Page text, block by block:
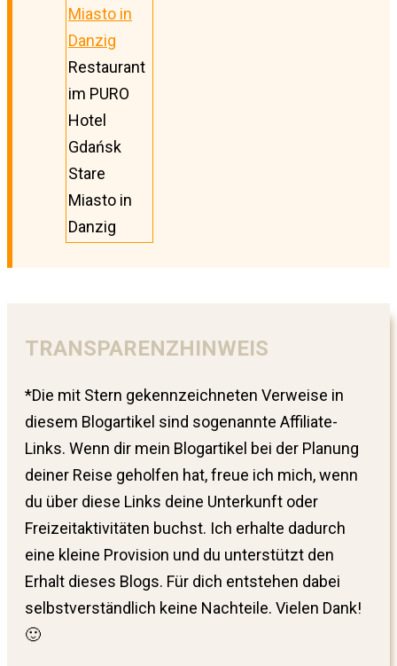
Restaurant
im PURO
Hotel
Gdańsk
Stare
Miasto in
Danzig
TRANSPARENZHINWEIS
*Die mit Stern gekennzeichneten Verweise in
diesem Blogartikel sind sogenannte Affiliate-
Links. Wenn dir mein Blogartikel bei der Planung
deiner Reise geholfen hat, freue ich mich, wenn
du über diese Links deine Unterkunft oder
Freizeitaktivitäten buchst. Ich erhalte dadurch
eine kleine Provision und du unterstützt den
Erhalt dieses Blogs. Für dich entstehen dabei
selbstverständlich keine Nachteile. Vielen Dank!
🙂